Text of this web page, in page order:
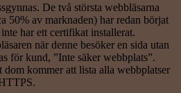
De två största webbläsarna
50% av marknaden) har redan börjat
har ett certifikat installerat.
när denne besöker en sida utan
för kund, ”Inte säker webbplats”.
dom kommer att lista alla webbplatser